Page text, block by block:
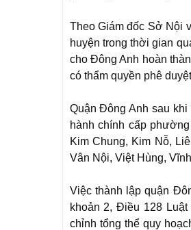
Theo Giám đốc Sở Nội
huyện trong thời gian
cho Đông Anh hoàn
có thẩm quyền phê
Quận Đông Anh sau
hành chính cấp
Kim Chung, Kim Nỗ,
Vân Nội, Việt Hùng,
Việc thành lập quận
khoản 2, Điều 128
chỉnh tổng thể quy